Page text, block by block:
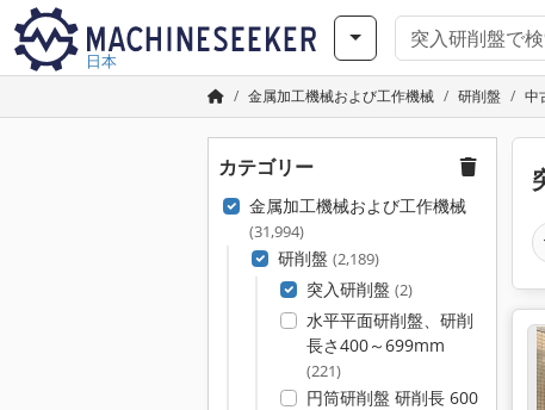
日本
金属加工機械および工作機械 研削盤 中
カテゴリー
金属加工機械および工作機械
(31,994)
研削盤 (2,189)
突入研削盤 (2)
水平平面研削盤、研削
長さ400～699mm
(221)
円筒研削盤 研削長 600